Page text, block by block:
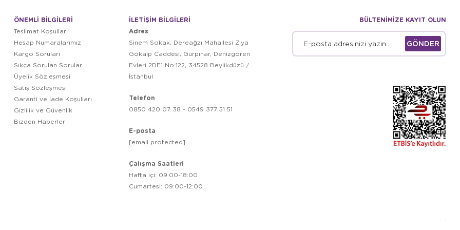
ÖNEMLİ BİLGİLERİ
Teslimat Koşulları
Hesap Numaralarımız
Kargo Soruları
Sıkça Sorulan Sorular
Üyelik Sözleşmesi
Satış Sözleşmesi
Garanti ve İade Koşulları
Gizlilik ve Güvenlik
Bizden Haberler
İLETİŞİM BİLGİLERİ
Adres
Sinem Sokak, Dereağzı Mahallesi Ziya
Gökalp Caddesi, Gürpınar, Denizgören
Evleri 2DE1 No:122, 34528 Beylikdüzü /
İstanbul
Telefon
0850 420 07 38 - 0549 377 51 51
E-posta
[email protected]
Çalışma Saatleri
Hafta içi: 09:00-18:00
Cumartesi: 09:00-12:00
BÜLTENİMİZE KAYIT OLUN
GÖNDER